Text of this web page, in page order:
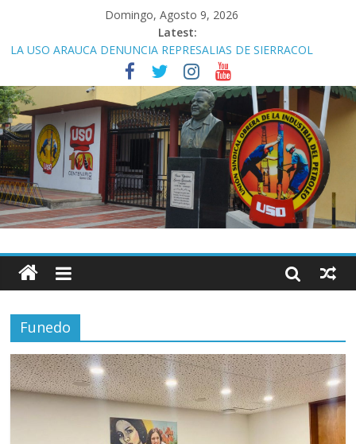
Domingo, Agosto 9, 2026
Latest:
LA USO ARAUCA DENUNCIA REPRESALIAS DE SIERRACOL
CONTRA DIRECTIVOS DEL SINDICATO POR RECLAMACIONES
LABORALES
COMUNICADO A LA OPINIÓN PÚBLICA
𝗣𝘂𝗿𝗼 𝗣𝗼𝘄𝗲𝗿 𝘀𝗲 𝗹𝗹𝗲𝘃𝗼́ 𝗲𝗹 𝘁𝗶́𝘁𝘂𝗹𝗼 𝗱𝗲𝗹 𝗰𝗮𝗺𝗽𝗲𝗼𝗻𝗮𝘁𝗼 𝗺𝗶𝗻𝗶
𝗳𝘂́𝘁𝗯𝗼𝗹 𝗨𝗦𝗢 𝟮𝟬𝟮𝟱-𝟮𝟬𝟮𝟲
Comisión negociadora rinde informe del nuevo acuerdo
convencional
Tabla salarial 16 de julio de 2025 a 28 de febrero de 2026
Funedo